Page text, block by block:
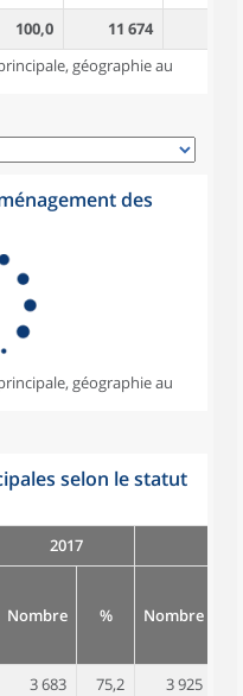
100,0 11 674
géographie au
des
géographie au
selon le statut
2017
Nombre % Nombre
3 683 75,2 3 925